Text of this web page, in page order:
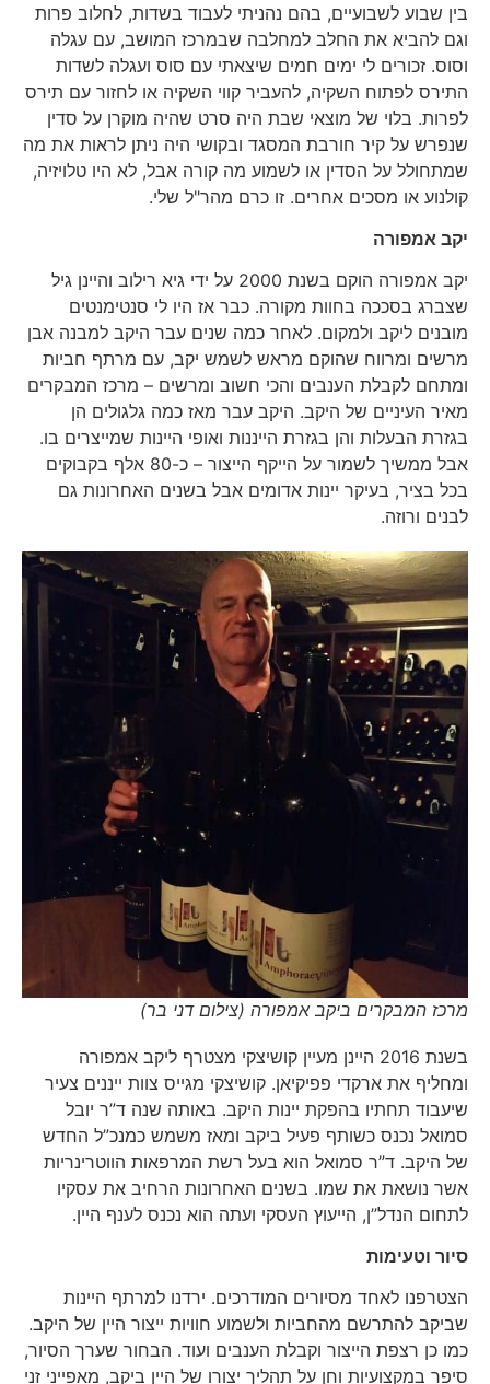
בין שבוע לשבועיים, בהם נהניתי לעבוד בשדות, לחלוב פרות
וגם להביא את החלב למחלבה שבמרכז המושב, עם עגלה
וסוס. זכורים לי ימים חמים שיצאתי עם סוס ועגלה לשדות
התירס לפתוח השקיה, להעביר קווי השקיה או לחזור עם תירס
לפרות. בלוי של מוצאי שבת היה סרט שהיה מוקרן על סדין
שנפרש על קיר חורבת המסגד ובקושי היה ניתן לראות את מה
שמתחולל על הסדין או לשמוע מה קורה אבל, לא היו טלויזיה,
קולנוע או מסכים אחרים. ­­­זו כרם מהר"ל שלי.
יקב אמפורה
יקב אמפורה הוקם בשנת 2000 על ידי גיא רילוב והיינן גיל
שצברג בסככה בחוות מקורה. כבר אז היו לי סנטימנטים
מובנים ליקב ולמקום. לאחר כמה שנים עבר היקב למבנה אבן
מרשים ומרווח שהוקם מראש לשמש יקב, עם מרתף חביות
ומתחם לקבלת הענבים והכי חשוב ומרשים – מרכז המבקרים
מאיר העיניים של היקב. היקב עבר מאז כמה גלגולים הן
בגזרת הבעלות והן בגזרת הייננות ואופי היינות שמייצרים בו.
אבל ממשיך לשמור על הייקף הייצור – כ-80 אלף בקבוקים
בכל בציר, בעיקר יינות אדומים אבל בשנים האחרונות גם
לבנים ורוזה.
מרכז המבקרים ביקב אמפורה (צילום דני בר)
בשנת 2016 היינן מעיין קושיצקי מצטרף ליקב אמפורה
ומחליף את ארקדי פפיקיאן. קושיצקי מגייס צוות ייננים צעיר
שיעבוד תחתיו בהפקת יינות היקב. באותה שנה ד”ר יובל
סמואל נכנס כשותף פעיל ביקב ומאז משמש כמנכ”ל החדש
של היקב. ד”ר סמואל הוא בעל רשת המרפאות הווטרינריות
אשר נושאת את שמו. בשנים האחרונות הרחיב את עסקיו
לתחום הנדל”ן, הייעוץ העסקי ועתה הוא נכנס לענף היין.
סיור וטעימות
הצטרפנו לאחד מסיורים המודרכים. ירדנו למרתף היינות
שביקב להתרשם מהחביות ולשמוע חוויות ייצור היין של היקב.
כמו כן רצפת הייצור וקבלת הענבים ועוד. הבחור שערך הסיור,
סיפר במקצועיות וחן על תהליך יצורו של היין ביקב, מאפייני זני